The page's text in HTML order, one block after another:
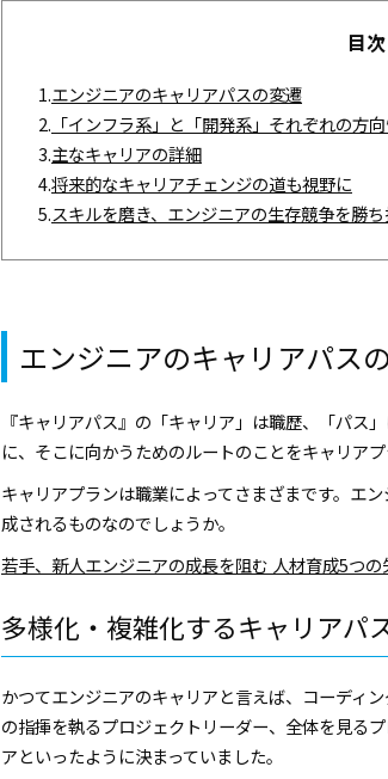
目次
1.エンジニアのキャリアパスの変遷
2. 「インフラ系」と「開発系」それぞれの方
3.主なキャリアの詳細
4.将来的なキャリアチェンジの道も視野に
5.スキルを磨き、エンジニアの生存競争を勝ち
エンジニアのキャリアパス
『キャリアパス』の「キャリア」は職歴、「パス
に、そこに向かうためのルートのことをキャリアプ
キャリアプランは職業によってさまざまです。エ
成されるものなのでしょうか。
若手、新人エンジニアの成長を阻む 人材育成5つ
多様化・複雑化するキャリアパ
かつてエンジニアのキャリアと言えば、コーディ
の指揮を執るプロジェクトリーダー、全体を見る
アといったように決まっていました。